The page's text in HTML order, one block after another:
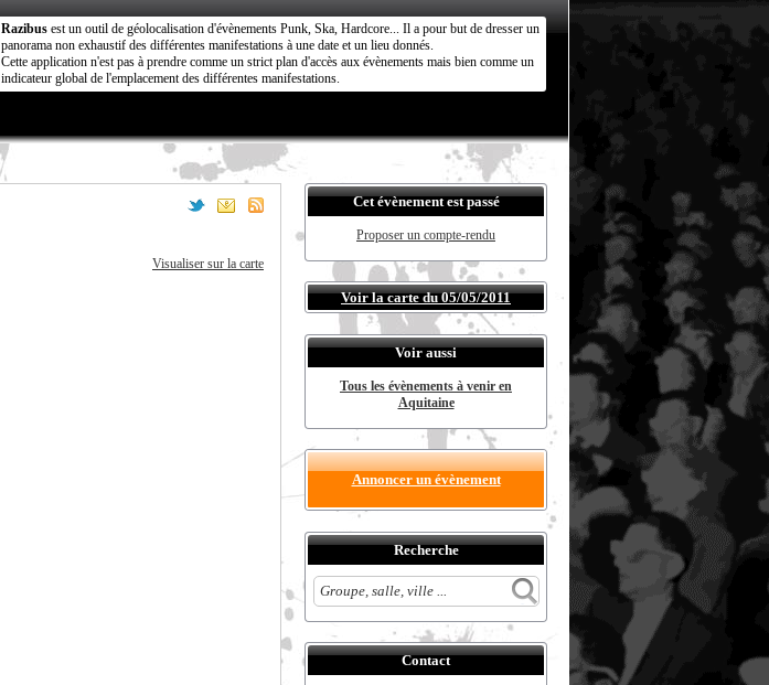
Razibus est un outil de géolocalisation d'évènements Punk, Ska, Hardcore... Il a pour but de dresser un
panorama non exhaustif des différentes manifestations à une date et un lieu donnés.
Cette application n'est pas à prendre comme un strict plan d'accès aux évènements mais bien comme un
indicateur global de l'emplacement des différentes manifestations.
Visualiser sur la carte
Cet évènement est passé
Proposer un compte-rendu
Voir la carte du 05/05/2011
Voir aussi
Tous les évènements à venir en
Aquitaine
Annoncer un évènement
Recherche
Contact